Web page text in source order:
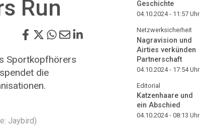
Run
Sportkopfhörers
die
Jaybird)
Geschichte
04.10.2024 - 11:57 Uhr
Netzwerksicherheit
Nagravision und
Airties verkünden
Partnerschaft
04.10.2024 - 17:54Uhr
Editorial
Katzenhaare und
ein Abschied
04.10.2024 - 08:13 Uhr